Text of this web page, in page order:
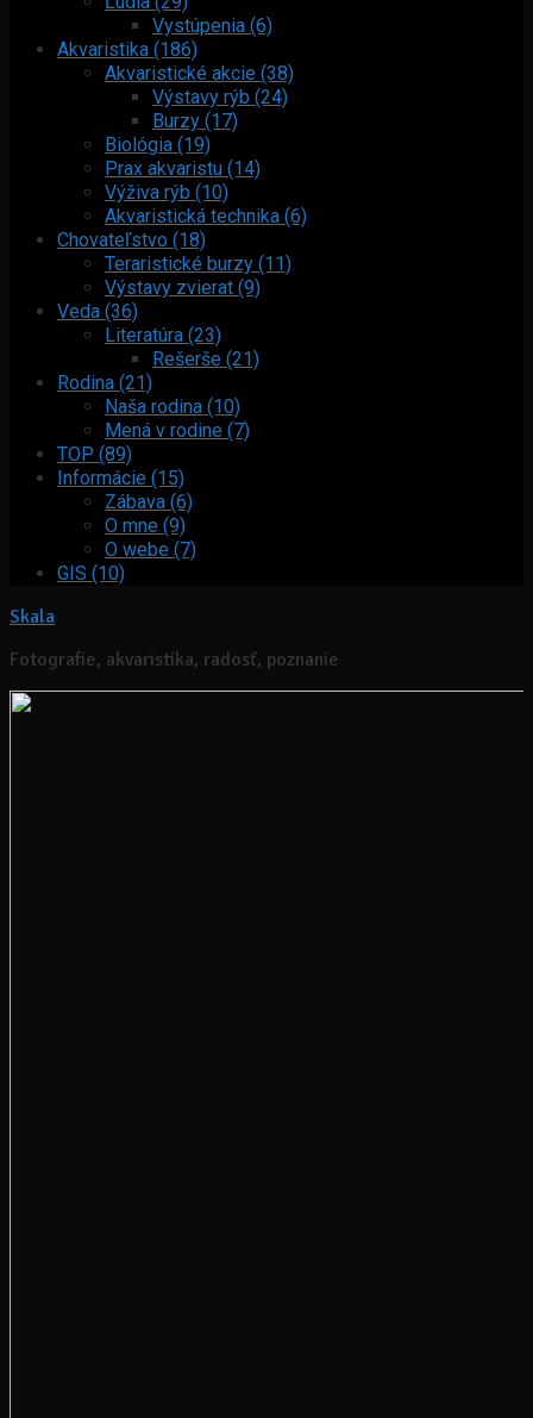
Vystúpenia (6)
Akvaristika (186)
Akvaristické akcie (38)
Výstavy rýb (24)
Burzy (17)
Biológia (19)
Prax akvaristu (14)
Výživa rýb (10)
Akvaristická technika (6)
Chovateľstvo (18)
Teraristické burzy (11)
Výstavy zvierat (9)
Veda (36)
Literatúra (23)
Rešerše (21)
Rodina (21)
Naša rodina (10)
Mená v rodine (7)
TOP (89)
Informácie (15)
Zábava (6)
O mne (9)
O webe (7)
GIS (10)
Skala
Fotografie, akvaristika, radosť, poznanie